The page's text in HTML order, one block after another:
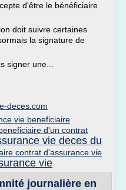
d'être le bénéficiaire
doit suivre certaines
la signature de
signer une...
deces.com
vie beneficiaire
d'un contrat
vie deces du
contrat d'assurance vie
vie
journalière en